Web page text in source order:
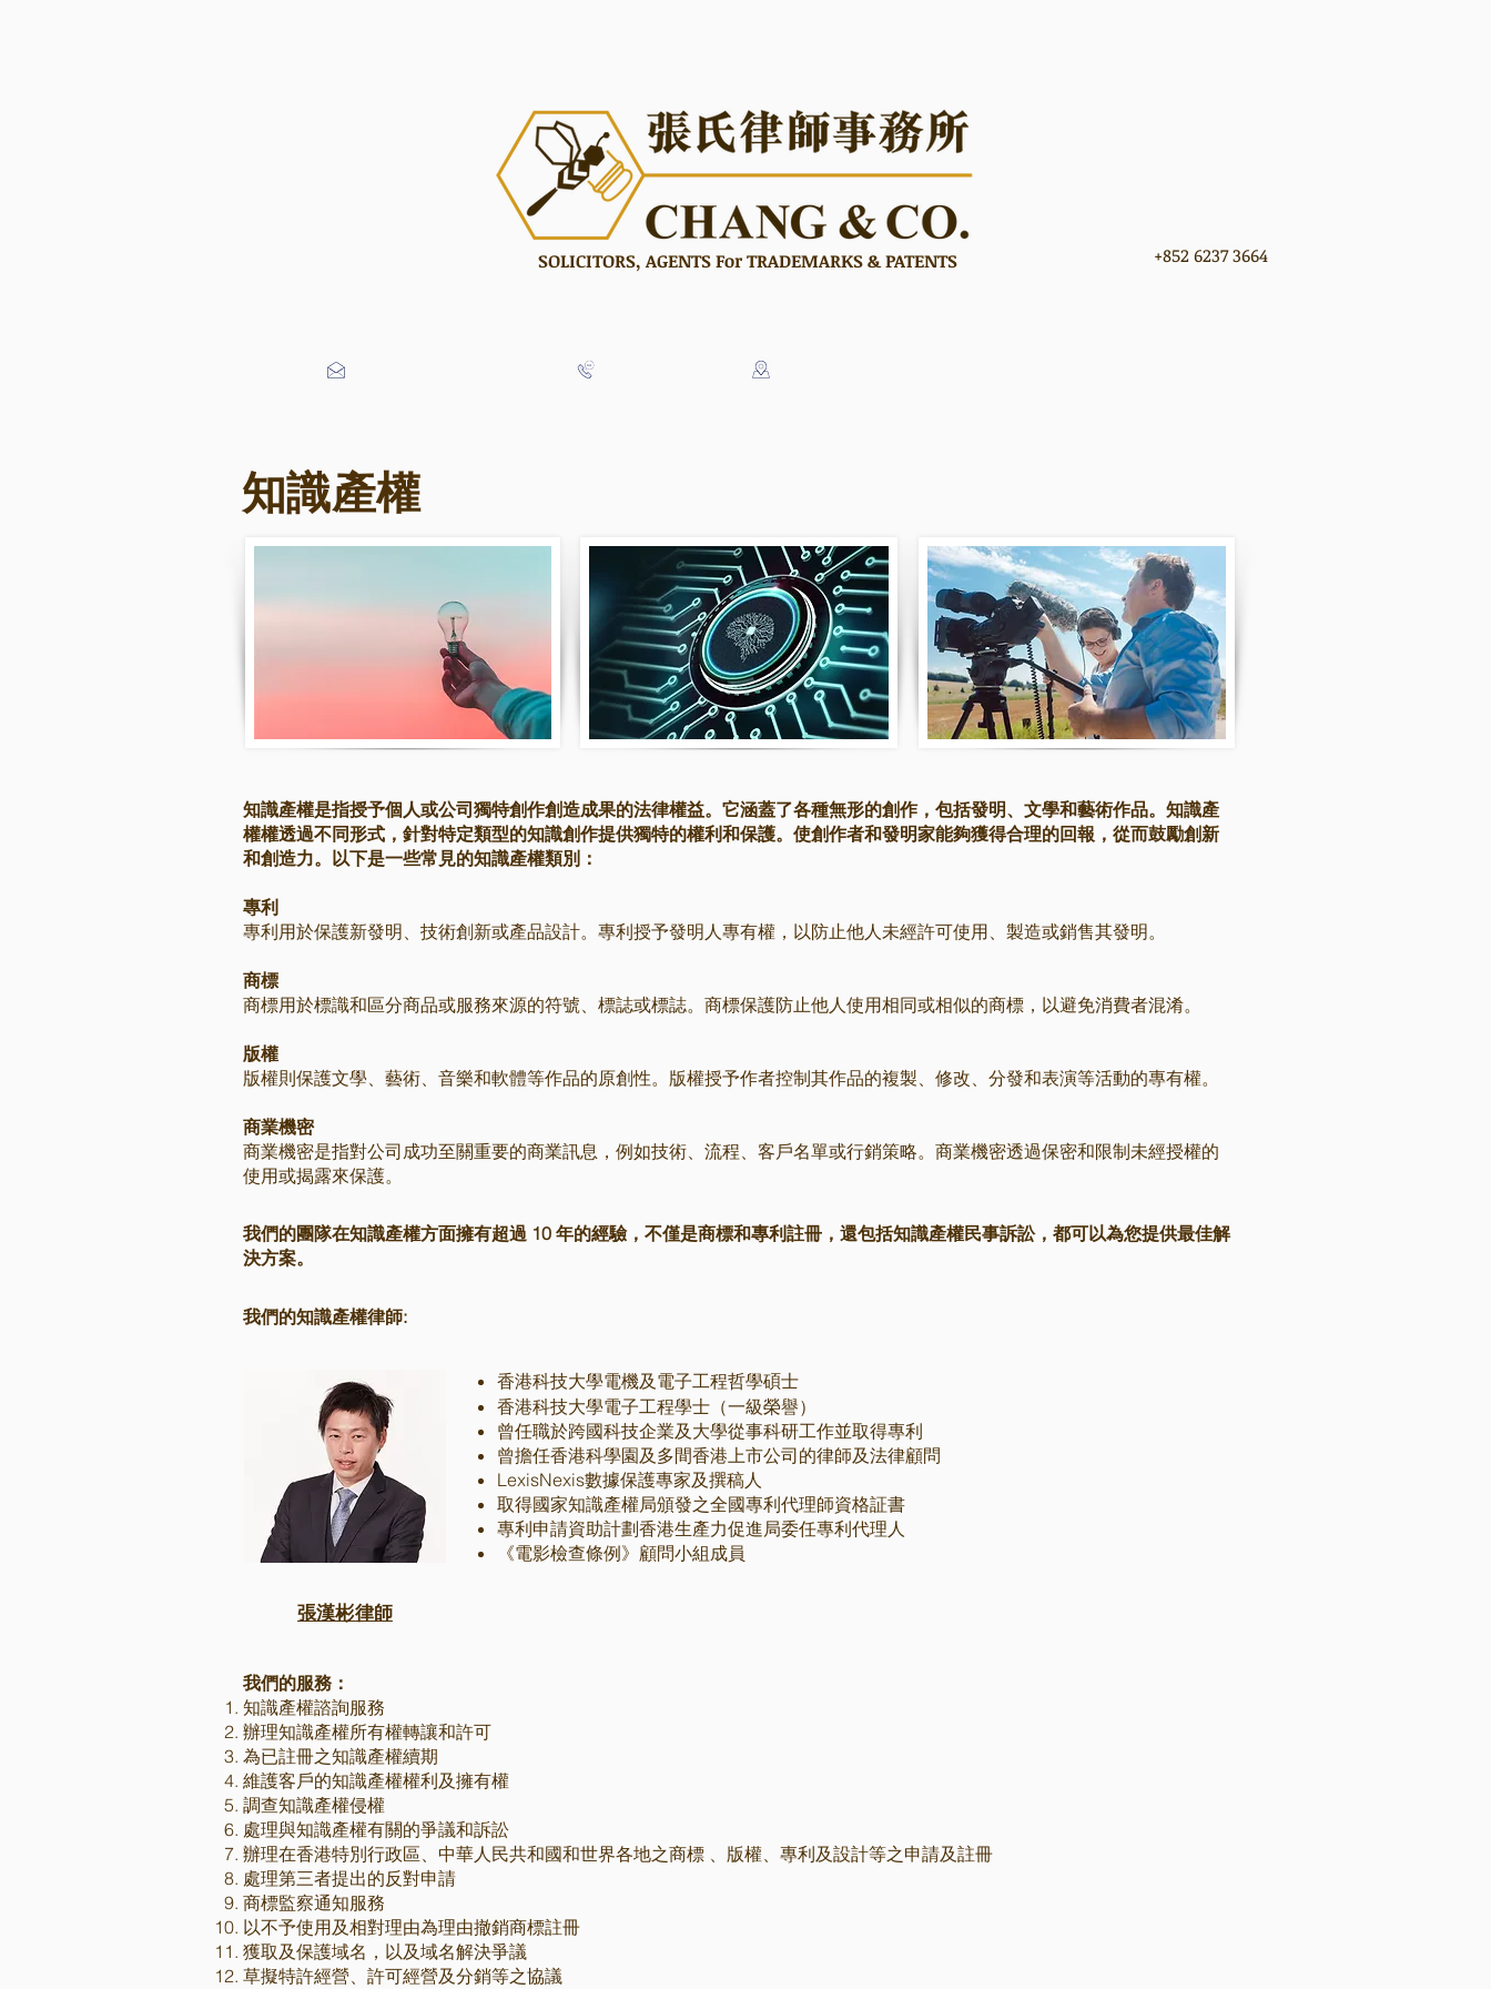
SOLICITORS, AGENTSForTRADEMARKS&PATENTS +852 6237 3664
知識產權
知識產權是指授予個人或公司獨特創作創造成果的法律權益。它涵蓋了各種無形的創作，包括發明、文學和藝術作品。知識產
權權透過不同形式，針對特定類型的知識創作提供獨特的權利和保護。使創作者和發明家能夠獲得合理的回報，從而鼓勵創新
和創造力。以下是一些常見的知識產權類別：
專利
專利用於保護新發明、技術創新或產品設計。專利授予發明人專有權，以防止他人未經許可使用、製造或銷售其發明。
商標
商標用於標識和區分商品或服務來源的符號、標誌或標誌。商標保護防止他人使用相同或相似的商標，以避免消費者混淆。
版權
版權則保護文學、藝術、音樂和軟體等作品的原創性。版權授予作者控制其作品的複製、修改、分發和表演等活動的專有權。
商業機密
商業機密是指對公司成功至關重要的商業訊息，例如技術、流程、客戶名單或行銷策略。商業機密透過保密和限制未經授權的
使用或揭露來保護。
我們的團隊在知識產權方面擁有超過 10 年的經驗，不僅是商標和專利註冊，還包括知識產權民事訴訟，都可以為您提供最佳解
決方案。
我們的知識產權律師:
香港科技大學電機及電子工程哲學碩士
香港科技大學電子工程學士（一級榮譽）
曾任職於跨國科技企業及大學從事科研工作並取得專利
曾擔任香港科學園及多間香港上市公司的律師及法律顧問
LexisNexis數據保護專家及撰稿人
取得國家知識產權局頒發之全國專利代理師資格証書
專利申請資助計劃香港生產力促進局委任專利代理人
《電影檢查條例》顧問小組成員
張漢彬律師
我們的服務：
知識產權諮詢服務
辦理知識產權所有權轉讓和許可
為已註冊之知識產權續期
維護客戶的知識產權權利及擁有權
調查知識產權侵權
處理與知識產權有關的爭議和訴訟
辦理在香港特別行政區、中華人民共和國和世界各地之商標 、版權、專利及設計等之申請及註冊
處理第三者提出的反對申請
商標監察通知服務
以不予使用及相對理由為理由撤銷商標註冊
獲取及保護域名，以及域名解決爭議
草擬特許經營、許可經營及分銷等之協議